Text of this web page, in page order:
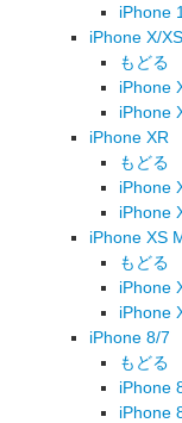
iPhone
iPhone X/XS
もどる
iPhone
iPhone
iPhone XR
もどる
iPhone
iPhone
iPhone XS
もどる
iPhone
iPhone
iPhone 8/7
もどる
iPhone
iPhone